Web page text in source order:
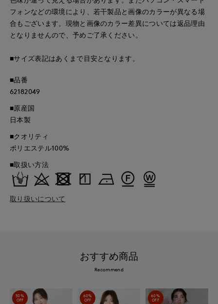
フォンなどの環境により、若干製品と画像のカラーが異なる場
合もございます。現物と画像のカラー差異については返品理由
となりませんので、予めご了承ください。
■サイズ表記はあくまで目安となります。
■品番
62182049
■原産国
日本製
■クオリティ
ポリエステル100%
■取扱い方法
取り扱いについて
おすすめ商品
Recommend
50%
OFF
60%
OFF
60%
OFF